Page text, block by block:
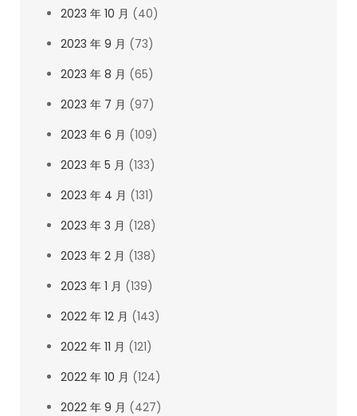
2023 年 10 月 (40)
2023 年 9 月 (73)
2023 年 8 月 (65)
2023 年 7 月 (97)
2023 年 6 月 (109)
2023 年 5 月 (133)
2023 年 4 月 (131)
2023 年 3 月 (128)
2023 年 2 月 (138)
2023 年 1 月 (139)
2022 年 12 月 (143)
2022 年 11 月 (121)
2022 年 10 月 (124)
2022 年 9 月 (427)